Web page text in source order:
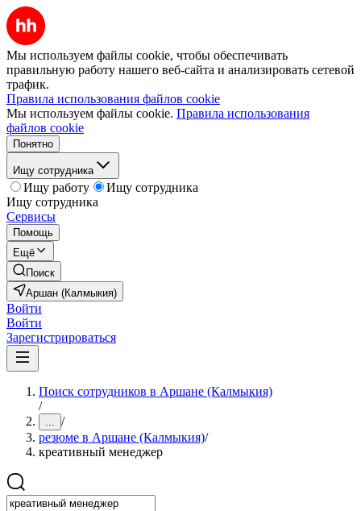
Мы используем файлы cookie, чтобы обеспечивать
правильную работу нашего веб-сайта и анализировать сетевой
трафик.
Правила использования файлов cookie
Мы используем файлы cookie. Правила использования
файлов cookie
Понятно
Ищу сотрудника
Ищу работу
Ищу сотрудника
Ищу сотрудника
Сервисы
Помощь
Ещё
Поиск
Аршан (Калмыкия)
Войти
Войти
Зарегистрироваться
Поиск сотрудников в Аршане (Калмыкия)
/
... /
резюме в Аршане (Калмыкия)/
креативный менеджер